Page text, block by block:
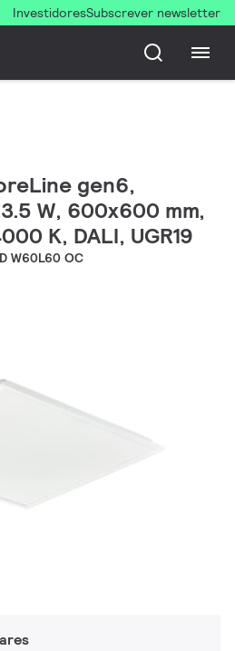
InvestidoresSubscrever newsletter
gen6,
W, 600x600 mm,
K, DALI, UGR19
W60L60 OC